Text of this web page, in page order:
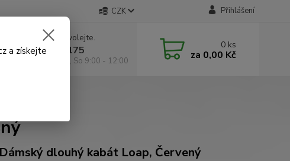
CZK Přihlášení
Nevíte si rady? Zavolejte.
+420 602 295 175
Po - Pá 9:00 -18:00, So 9:00 - 12:00
0 ks
za 0,00 Kč
Dámský dlouhý kabát Loap, Červený
a získejte